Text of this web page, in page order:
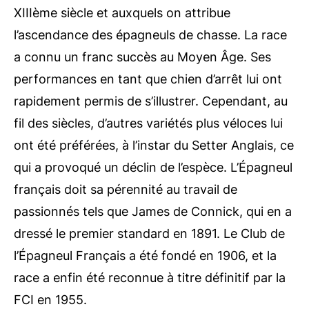
XIIIème siècle et auxquels on attribue
l’ascendance des épagneuls de chasse. La race
a connu un franc succès au Moyen Âge. Ses
performances en tant que chien d’arrêt lui ont
rapidement permis de s’illustrer. Cependant, au
fil des siècles, d’autres variétés plus véloces lui
ont été préférées, à l’instar du Setter Anglais, ce
qui a provoqué un déclin de l’espèce. L’Épagneul
français doit sa pérennité au travail de
passionnés tels que James de Connick, qui en a
dressé le premier standard en 1891. Le Club de
l’Épagneul Français a été fondé en 1906, et la
race a enfin été reconnue à titre définitif par la
FCI en 1955.